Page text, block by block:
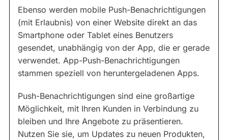
Ebenso werden mobile Push-Benachrichtigungen
(mit Erlaubnis) von einer Website direkt an das
Smartphone oder Tablet eines Benutzers
gesendet, unabhängig von der App, die er gerade
verwendet. App-Push-Benachrichtigungen
stammen speziell von heruntergeladenen Apps.
Push-Benachrichtigungen sind eine großartige
Möglichkeit, mit Ihren Kunden in Verbindung zu
bleiben und Ihre Angebote zu präsentieren.
Nutzen Sie sie, um Updates zu neuen Produkten,